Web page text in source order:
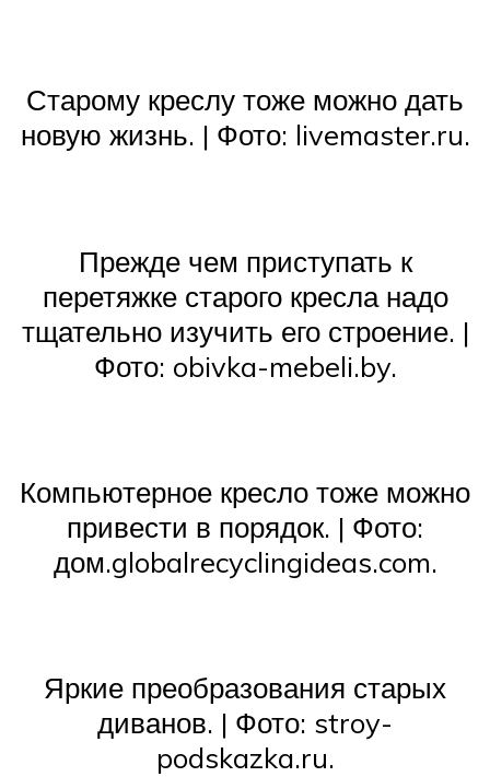
Старому креслу тоже можно дать
новую жизнь. | Фото: livemaster.ru.
Прежде чем приступать к
перетяжке старого кресла надо
тщательно изучить его строение. |
Фото: obivka-mebeli.by.
Компьютерное кресло тоже можно
привести в порядок. | Фото:
дом.globalrecyclingideas.com.
Яркие преобразования старых
диванов. | Фото: stroy-
podskazka.ru.